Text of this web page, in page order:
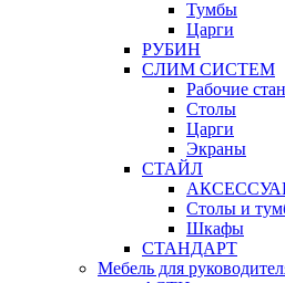
Тумбы
Царги
РУБИН
СЛИМ СИСТЕМ
Рабочие
Столы
Царги
Экраны
СТАЙЛ
Столы и
Шкафы
СТАНДАРТ
Мебель для